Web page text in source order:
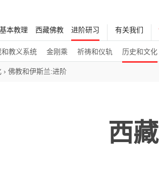
基本教理 西藏佛教 进阶研习
和教义系统 金刚乘 祈祷和仪轨 历史和文化
有关我们
› 佛教和伊斯兰:进阶
西